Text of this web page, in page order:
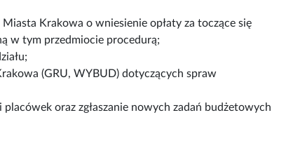
Krakowa o wniesienie opłaty za toczące się
w tym przedmiocie procedurą;
(GRU, WYBUD) dotyczących spraw
oraz zgłaszanie nowych zadań budżetowych